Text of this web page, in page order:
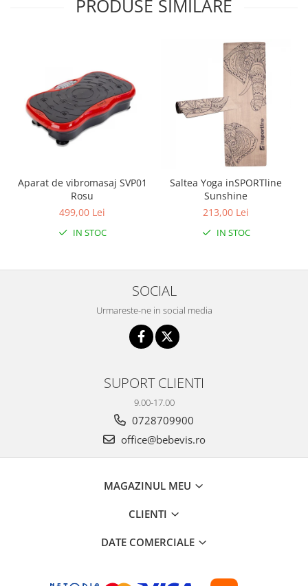
PRODUSE SIMILARE
Aparat de vibromasaj SVP01
Rosu
499,00 Lei
IN STOC
Saltea Yoga inSPORTline
Sunshine
213,00 Lei
IN STOC
SOCIAL
Urmareste-ne in social media
SUPORT CLIENTI
9.00-17.00
0728709900
office@bebevis.ro
MAGAZINUL MEU
CLIENTI
DATE COMERCIALE